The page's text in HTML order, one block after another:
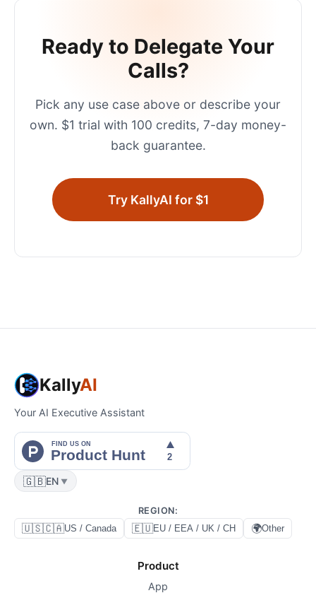
Ready to Delegate Your
Calls?
Pick any use case above or describe your
own. $1 trial with 100 credits, 7-day money-
back guarantee.
Try KallyAI for $1
KallyAI
Your AI Executive Assistant
🇬🇧EN ▼
REGION:
🇺🇸🇨🇦US / Canada 🇪🇺EU / EEA / UK / CH 🌍Other
Product
App